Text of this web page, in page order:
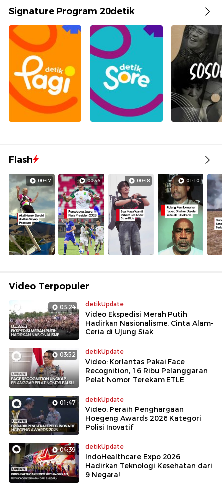
Signature Program 20detik
Flash
00:47 00:36 00:48 01:10
Video Terpopuler
03:24 detikUpdate
Video Ekspedisi Merah Putih
Hadirkan Nasionalisme, Cinta Alam-
Ceria di Ujung Siak
03:52 detikUpdate
Video: Korlantas Pakai Face
Recognition, 16 Ribu Pelanggaran
Pelat Nomor Terekam ETLE
01:47 detikUpdate
Video: Peraih Penghargaan
Hoegeng Awards 2026 Kategori
Polisi Inovatif
04:39 detikUpdate
IndoHealthcare Expo 2026
Hadirkan Teknologi Kesehatan dari
9 Negara!